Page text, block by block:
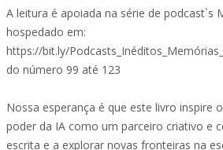
A leitura é apoiada na série de podcast`s
hospedado em:
https://bit.ly/
do número 99 até 123
Nossa esperança é que este livro inspire
poder da IA como um parceiro criativo e
escrita e a explorar novas fronteiras na